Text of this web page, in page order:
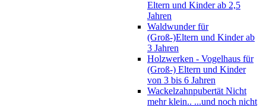
Eltern und Kinder ab 2,5
Jahren
Waldwunder für
(Groß-)Eltern und Kinder ab
3 Jahren
Holzwerken - Vogelhaus für
(Groß-) Eltern und Kinder
von 3 bis 6 Jahren
Wackelzahnpubertät Nicht
mehr klein.. ...und noch nicht